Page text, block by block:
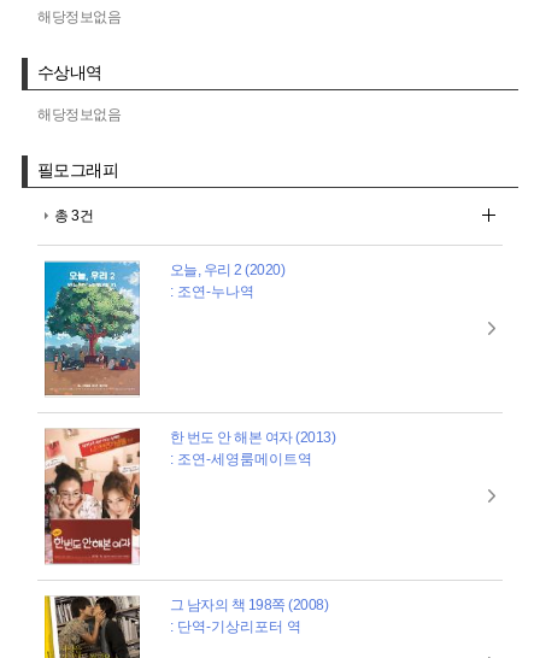
해당정보없음
수상내역
해당정보없음
필모그래피
총 3건
오늘, 우리 2 (2020)
: 조연-누나역
한 번도 안 해본 여자 (2013)
: 조연-세영룸메이트역
그 남자의 책 198쪽 (2008)
: 단역-기상리포터 역